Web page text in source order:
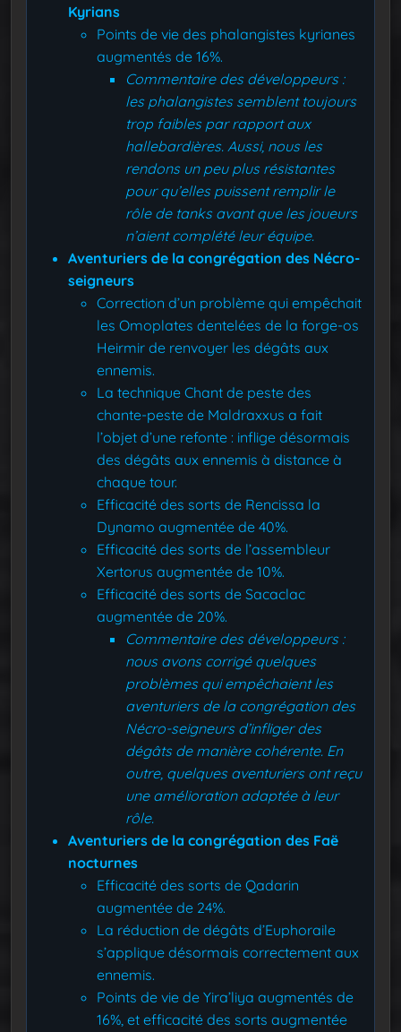
Kyrians
Points de vie des phalangistes kyrianes
augmentés de 16%.
Commentaire des développeurs :
les phalangistes semblent toujours
trop faibles par rapport aux
hallebardières. Aussi, nous les
rendons un peu plus résistantes
pour qu’elles puissent remplir le
rôle de tanks avant que les joueurs
n’aient complété leur équipe.
Aventuriers de la congrégation des Nécro-
seigneurs
Correction d’un problème qui empêchait
les Omoplates dentelées de la forge-os
Heirmir de renvoyer les dégâts aux
ennemis.
La technique Chant de peste des
chante-peste de Maldraxxus a fait
l’objet d’une refonte : inflige désormais
des dégâts aux ennemis à distance à
chaque tour.
Efficacité des sorts de Rencissa la
Dynamo augmentée de 40%.
Efficacité des sorts de l’assembleur
Xertorus augmentée de 10%.
Efficacité des sorts de Sacaclac
augmentée de 20%.
Commentaire des développeurs :
nous avons corrigé quelques
problèmes qui empêchaient les
aventuriers de la congrégation des
Nécro-seigneurs d’infliger des
dégâts de manière cohérente. En
outre, quelques aventuriers ont reçu
une amélioration adaptée à leur
rôle.
Aventuriers de la congrégation des Faë
nocturnes
Efficacité des sorts de Qadarin
augmentée de 24%.
La réduction de dégâts d’Euphoraile
s’applique désormais correctement aux
ennemis.
Points de vie de Yira’liya augmentés de
16%, et efficacité des sorts augmentée